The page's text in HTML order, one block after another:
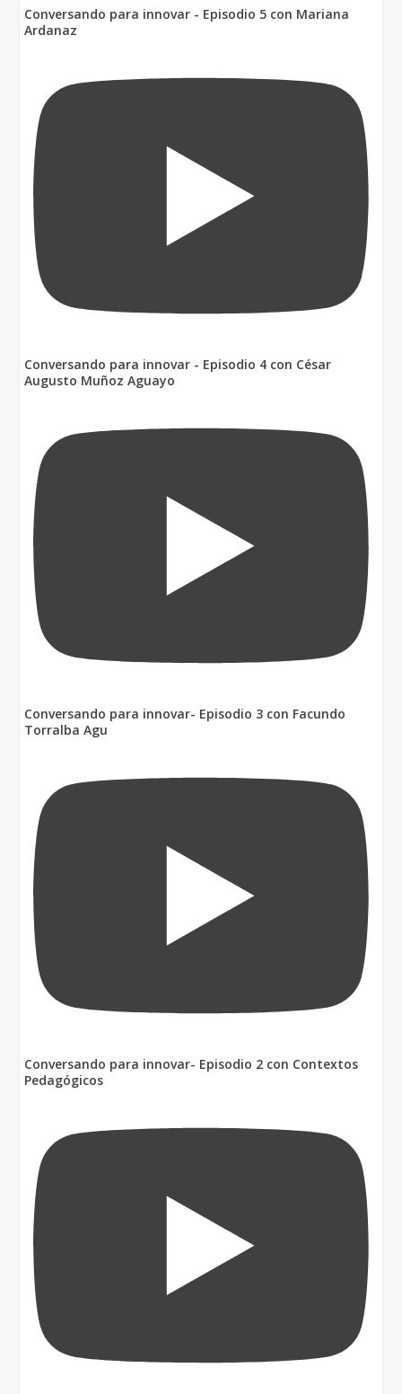
Conversando para innovar - Episodio 5 con Mariana
Ardanaz
Conversando para innovar - Episodio 4 con César
Augusto Muñoz Aguayo
Conversando para innovar- Episodio 3 con Facundo
Torralba Agu
Conversando para innovar- Episodio 2 con Contextos
Pedagógicos